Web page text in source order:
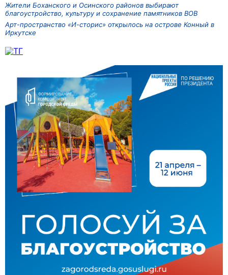
Жители Боханского и Осинского районов выбирают
благоустройство, культуру и сохранение памятников ВОВ
Арт-пространство «И-сторис» открылось на острове Конный в
Иркутске